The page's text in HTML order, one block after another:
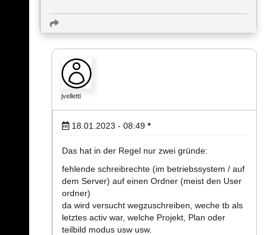
jvelletti
18.01.2023 - 08:49 *
Das hat in der Regel nur zwei gründe:
fehlende schreibrechte (im betriebssystem / auf
dem Server) auf einen Ordner (meist den User
ordner)
da wird versucht wegzuschreiben, weche tb als
letztes activ war, welche Projekt, Plan oder
teilbild modus usw usw.